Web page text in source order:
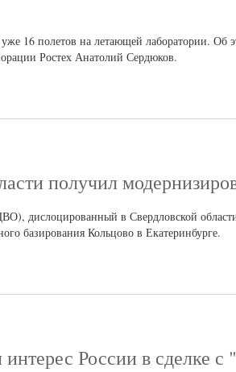
16 полетов на летающей лаборатории. Об
Ростех Анатолий Сердюков.
получил
дислоцированный в Свердловской
базирования Кольцово в Екатеринбурге.
России в сделке